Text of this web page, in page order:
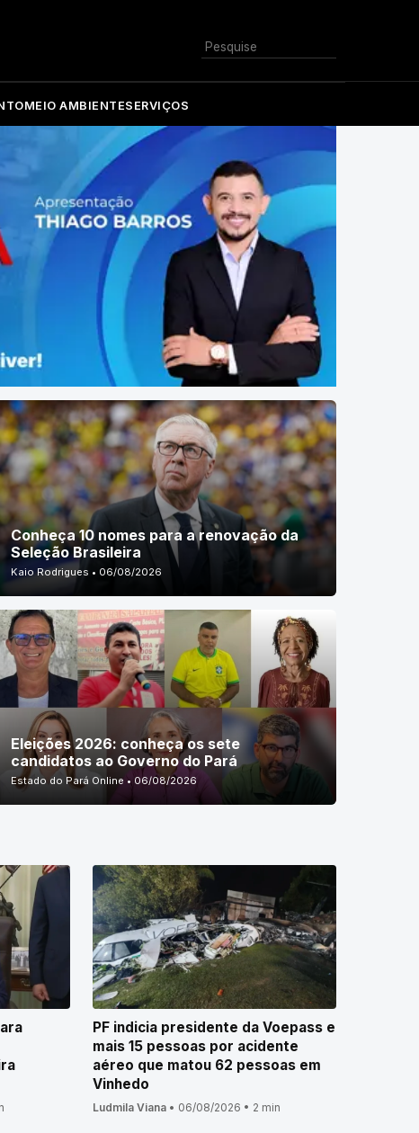
Buscar
MEIO AMBIENTESERVIÇOS
Conheça 10 nomes para a renovação da
Seleção Brasileira
Kaio Rodrigues • 06/08/2026
Eleições 2026: conheça os sete
candidatos ao Governo do Pará
Estado do Pará Online • 06/08/2026
PF indicia presidente da Voepass e
mais 15 pessoas por acidente
aéreo que matou 62 pessoas em
Vinhedo
Ludmila Viana• 06/08/2026 • 2 min